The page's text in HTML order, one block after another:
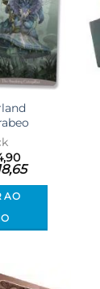
O
preço
é:
R$194,90.
AO